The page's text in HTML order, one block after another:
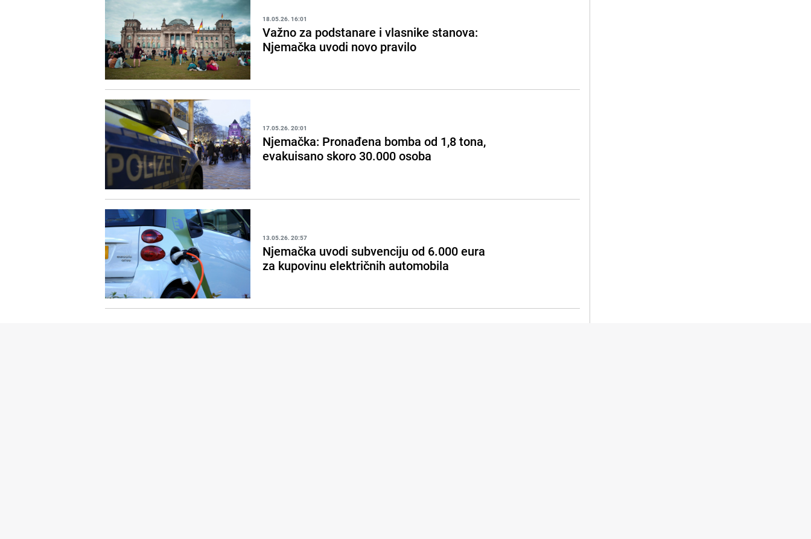
18.05.26. 16:01
Važno za podstanare i vlasnike stanova:
Njemačka uvodi novo pravilo
17.05.26. 20:01
Njemačka: Pronađena bomba od 1,8 tona,
evakuisano skoro 30.000 osoba
13.05.26. 20:57
Njemačka uvodi subvenciju od 6.000 eura
za kupovinu električnih automobila